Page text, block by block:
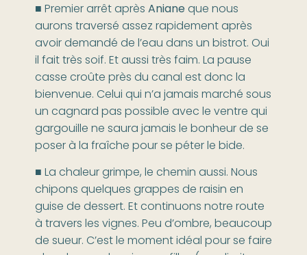
■ Premier arrêt aprèsAnianeque nous
aurons traversé assez rapidement après
avoir demandé de l’eau dans un bistrot. Oui
il fait très soif. Et aussi très faim. La pause
casse croûte près du canal est donc la
bienvenue. Celui qui n’a jamais marché sous
un cagnard pas possible avec le ventre qui
gargouille ne saura jamais le bonheur de se
poser à la fraîche pour se péter le bide.
■ La chaleur grimpe, le chemin aussi. Nous
chipons quelques grappes de raisin en
guise de dessert. Et continuons notre route
à travers les vignes. Peu d’ombre, beaucoup
de sueur. C’est le moment idéal pour se faire